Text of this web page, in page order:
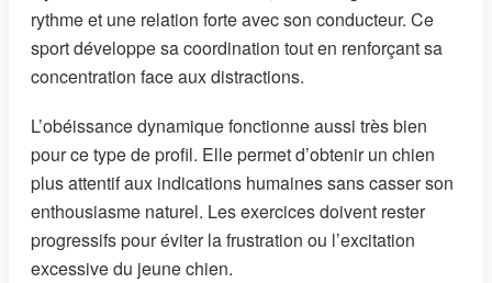
rythme et une relation forte avec son conducteur. Ce
sport développe sa coordination tout en renforçant sa
concentration face aux distractions.
L’obéissance dynamique fonctionne aussi très bien
pour ce type de profil. Elle permet d’obtenir un chien
plus attentif aux indications humaines sans casser son
enthousiasme naturel. Les exercices doivent rester
progressifs pour éviter la frustration ou l’excitation
excessive du jeune chien.